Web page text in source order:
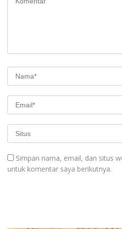
Simpan nama, email, dan situs
untuk komentar saya berikutnya.